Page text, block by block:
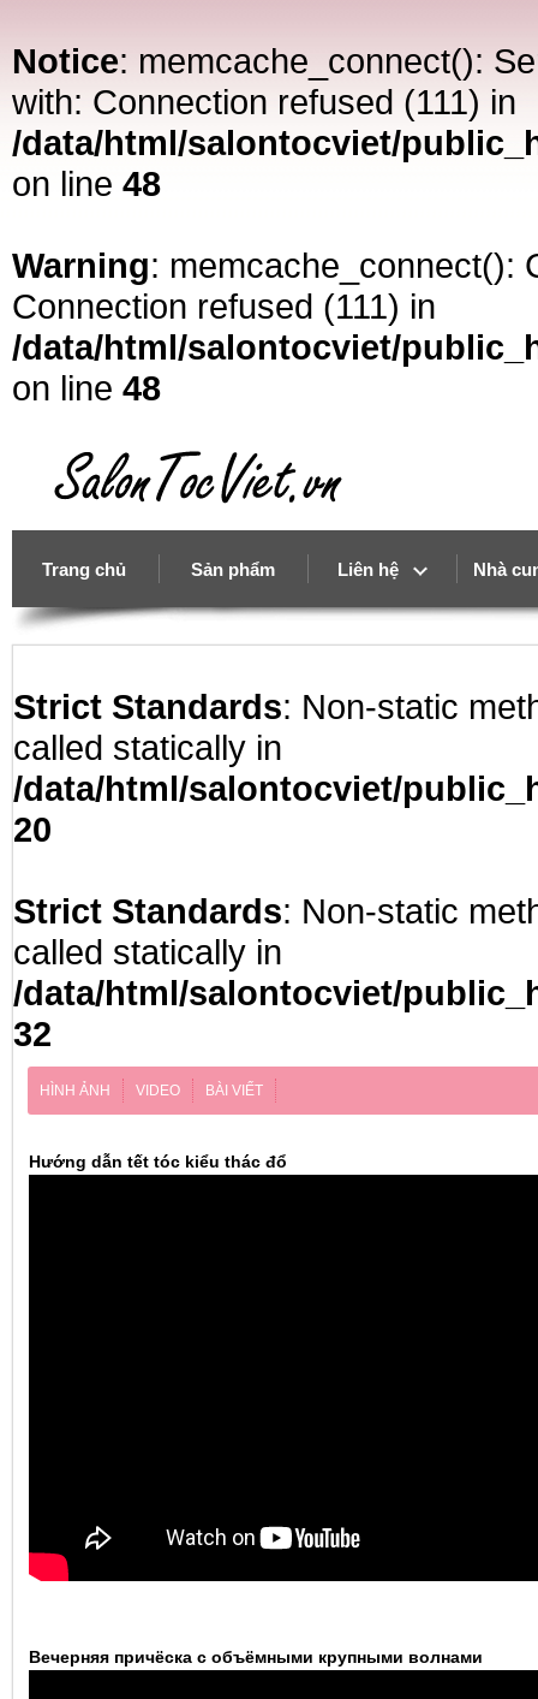
Notice: memcache_connect():
with: Connection refused (111) in
/data/html/salontocviet/
on line 48
Warning: memcache_connect():
Connection refused (111) in
/data/html/salontocviet/
on line 48
Trang chủ Sản phẩm Liên hệ Nhà
Strict Standards: Non-static
called statically in
/data/html/salontocviet/
20
Strict Standards: Non-static
called statically in
/data/html/salontocviet/
32
HÌNH ẢNH VIDEO BÀI VIẾT
Hướng dẫn tết tóc kiểu thác đổ
Вечерняя причёска с объёмными крупными волнами